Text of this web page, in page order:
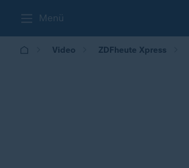
Menü
Video ZDFheute Xpress